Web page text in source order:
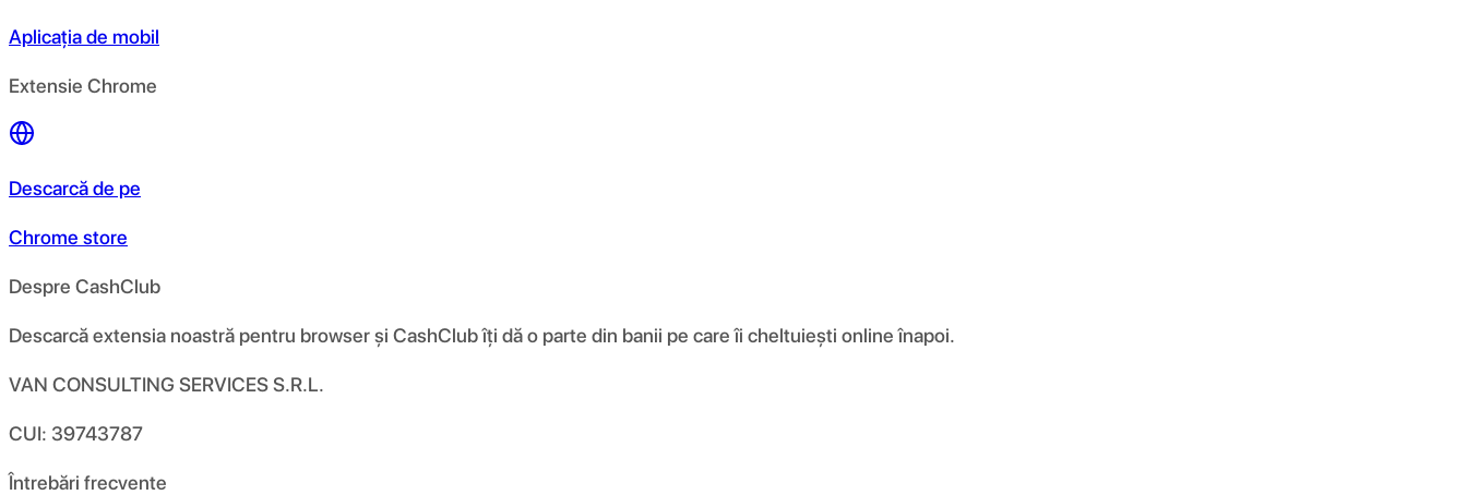
Aplicația de mobil
Extensie Chrome
Descarcă de pe
Chrome store
Despre CashClub
Descarcă extensia noastră pentru browser și CashClub îți dă o parte din banii pe care îi cheltuiești online înapoi.
VAN CONSULTING SERVICES S.R.L.
CUI: 39743787
Întrebări frecvente